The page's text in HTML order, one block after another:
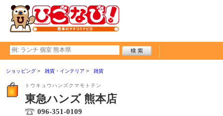
ショッピング 雑貨・インテリア 雑貨
トウキュウハンズクマモトテン
東急ハンズ 熊本店
096-351-0109